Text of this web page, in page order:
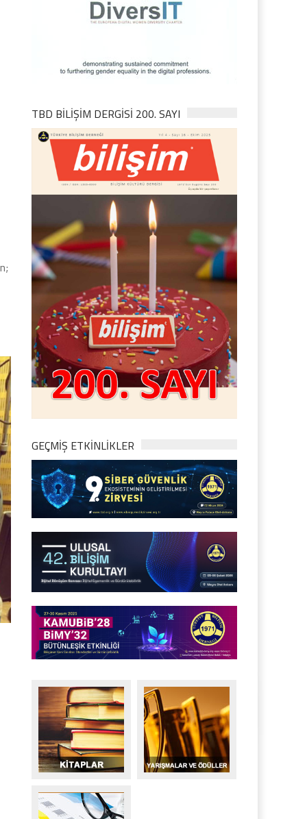
TBD BILIŞIM DERGISI 200. SAYI
GEÇMİŞ ETKİNLİKLER